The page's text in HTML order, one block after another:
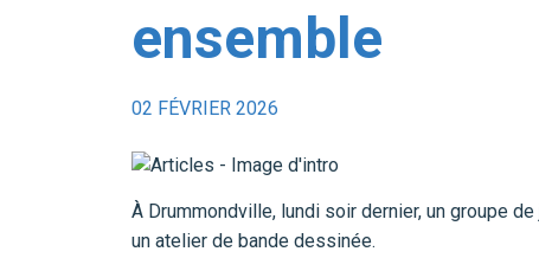
ensemble
02 FÉVRIER 2026
À Drummondville, lundi soir dernier, un groupe
un atelier de bande dessinée.